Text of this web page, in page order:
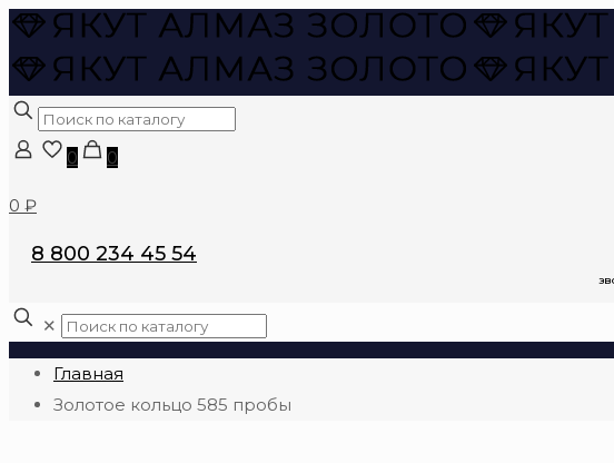
0 0
0 ₽
8 800 234 45 54
✕
Главная
Золотое кольцо 585 пробы